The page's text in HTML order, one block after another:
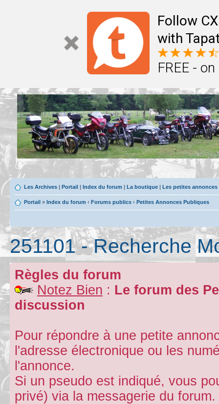
Follow
with
FREE -
Les Archives | Portail | Index du forum | La boutique | Les petites
Portail » Index du forum ‹ Forums publics ‹ Petites Annonces Publiques
251101 - Recherche
Règles du forum
Notez Bien : Le forum des
discussion
Pour répondre à une petite
l'adresse électronique ou les
l'annonce.
Si un pseudo est indiqué, vous
privé) via la messagerie du forum.